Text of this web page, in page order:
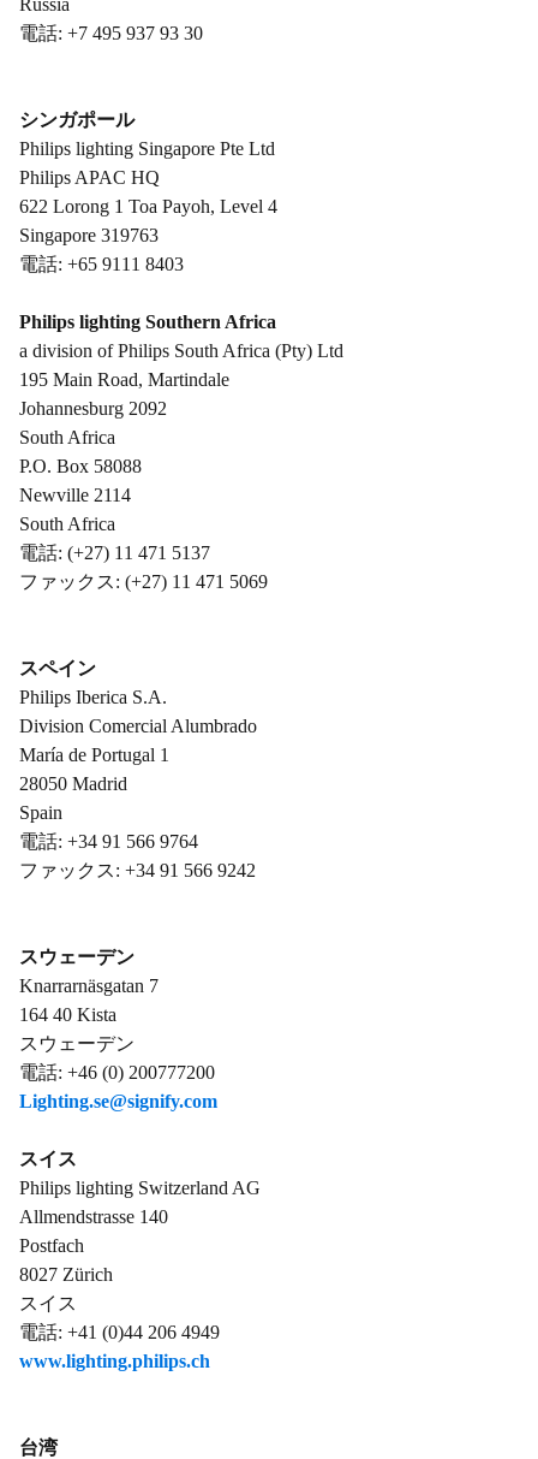
Russia
電話: +7 495 937 93 30
シンガポール
Philips lighting Singapore Pte Ltd
Philips APAC HQ
622 Lorong 1 Toa Payoh, Level 4
Singapore 319763
電話: +65 9111 8403
Philips lighting Southern Africa
a division of Philips South Africa (Pty) Ltd
195 Main Road, Martindale
Johannesburg 2092
South Africa
P.O. Box 58088
Newville 2114
South Africa
電話: (+27) 11 471 5137
ファックス: (+27) 11 471 5069
スペイン
Philips Iberica S.A.
Division Comercial Alumbrado
María de Portugal 1
28050 Madrid
Spain
電話: +34 91 566 9764
ファックス: +34 91 566 9242
スウェーデン
Knarrarnäsgatan 7
164 40 Kista
スウェーデン
電話: +46 (0) 200777200
Lighting.se@signify.com
スイス
Philips lighting Switzerland AG
Allmendstrasse 140
Postfach
8027 Zürich
スイス
電話: +41 (0)44 206 4949
www.lighting.philips.ch
台湾